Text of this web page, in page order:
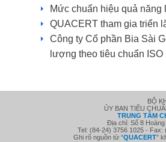
Mức chuẩn hiệu quả
QUACERT tham gia triển
Công ty Cổ phần Bia Sài
lượng theo tiêu chuẩn ISO
BỘ
ỦY BAN TIÊU
TRUNG TÂM
Địa chỉ: Số 8
Tel: (84-24) 3756 1025 -
Ghi rõ nguồn từ “QUACERT”